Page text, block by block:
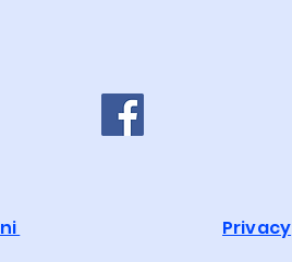
Privacy